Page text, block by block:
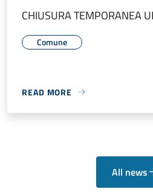
CHIUSURA TEMPORANEA
Comune
READ MORE
All news